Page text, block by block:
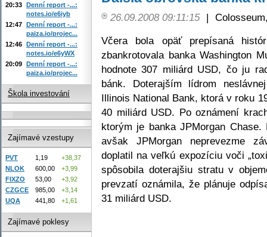
26.09.2008 09:11:15 |
Včera bola opäť prepísaná
zbankrotovala banka Washington
hodnote 307 miliárd USD, čo ju
bánk. Doterajším lídrom
Illinois National Bank, ktorá v roku
40 miliárd USD. Po oznámení
ktorým je banka JPMorgan
avšak JPMorgan neprevezme
doplatil na veľkú expozíciu voči
spôsobila doterajšiu stratu v
prevzatí oznámila, že plánuje
31 miliárd USD.
20:33 Denní report -...:
notes.io/e6iyb
12:47 Denní report -...:
paiza.io/projec...
12:46 Denní report -...:
notes.io/e6yWX
20:09 Denní report -...:
paiza.io/projec...
Škola investování
Zajímavé vzestupy
PVT 1,19
+38,37
NLOK
600,00
+3,99
FIXZO
53,00
+3,92
CZGCE
985,00
+3,14
UQA
441,80 +1,61
Zajímavé poklesy